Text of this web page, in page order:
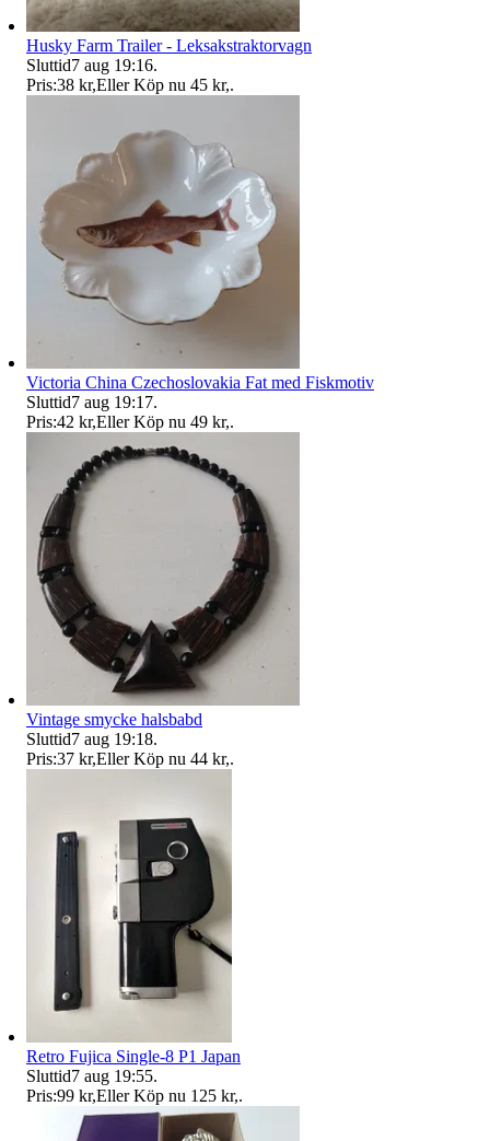
Husky Farm Trailer - Leksakstraktorvagn
Sluttid7 aug 19:16.
Pris:38 kr,Eller Köp nu 45 kr,.
Victoria China Czechoslovakia Fat med Fiskmotiv
Sluttid7 aug 19:17.
Pris:42 kr,Eller Köp nu 49 kr,.
Vintage smycke halsbabd
Sluttid7 aug 19:18.
Pris:37 kr,Eller Köp nu 44 kr,.
Retro Fujica Single-8 P1 Japan
Sluttid7 aug 19:55.
Pris:99 kr,Eller Köp nu 125 kr,.